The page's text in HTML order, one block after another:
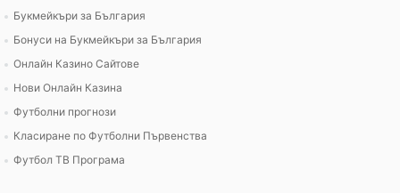
Букмейкъри за България
Бонуси на Букмейкъри за България
Онлайн Казино Сайтове
Нови Онлайн Казина
Футболни прогнози
Класиране по Футболни Първенства
Футбол ТВ Програма